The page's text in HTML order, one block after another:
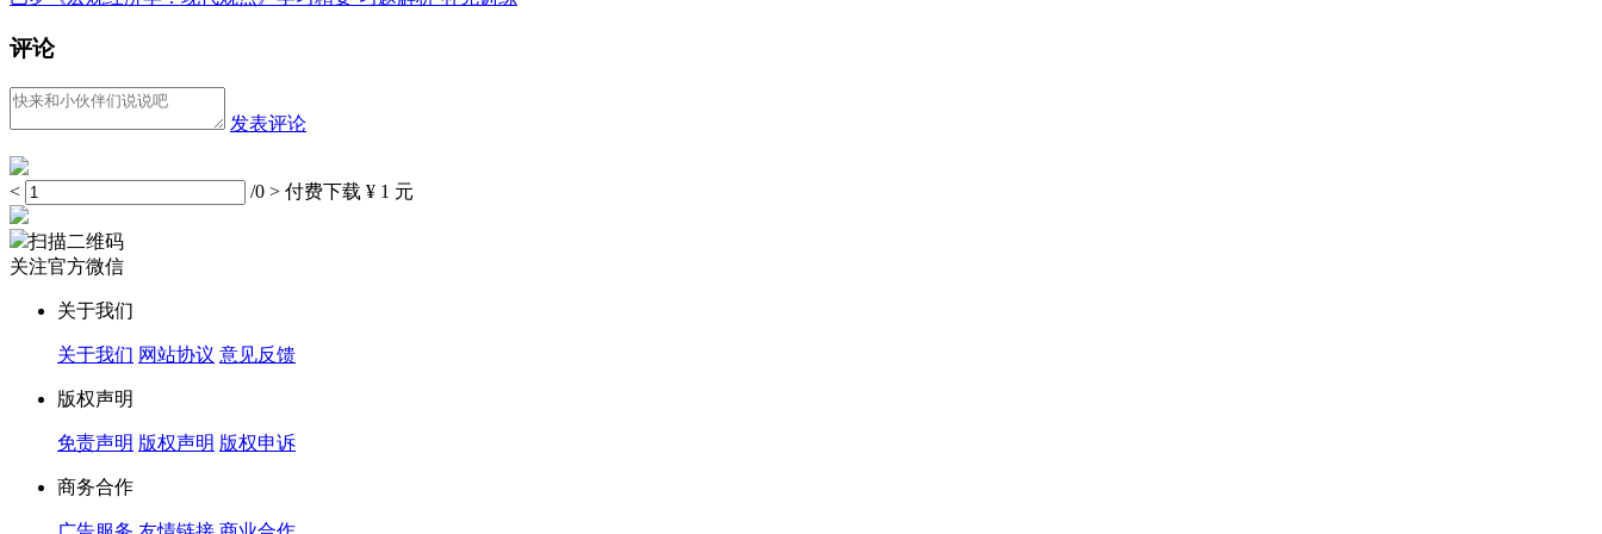
评论
发表评论
< /0 > 付费下载 ¥ 1 元
扫描二维码
关注官方微信
关于我们
关于我们 网站协议 意见反馈
版权声明
免责声明 版权声明 版权申诉
商务合作